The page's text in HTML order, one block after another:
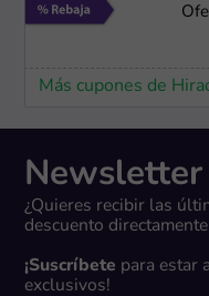
Más cupones de
Newsletter
¿Quieres recibir las
descuento
¡Suscríbete para estar
exclusivos!